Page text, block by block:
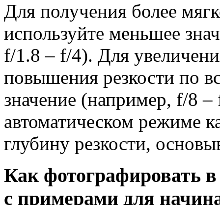
Для получения более
используйте меньшее
f/1.8 – f/4). Для
повышения резкости по
значение (например, f/8
автоматическом режиме
глубину резкости,
Как фотографировать
с примерами для